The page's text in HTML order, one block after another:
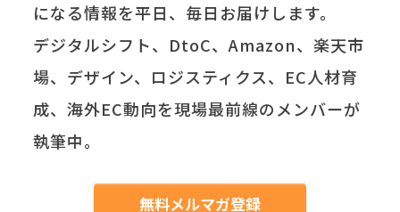
になる情報を平日、毎日お届けします。
デジタルシフト、DtoC、Amazon、楽天市
場、デザイン、ロジスティクス、EC人材育
成、海外EC動向を現場最前線のメンバーが
執筆中。
無料メルマガ登録